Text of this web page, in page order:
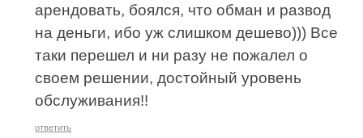
арендовать, боялся, что обман и развод
на деньги, ибо уж слишком дешево))) Все
таки перешел и ни разу не пожалел о
своем решении, достойный уровень
обслуживания!!
ответить